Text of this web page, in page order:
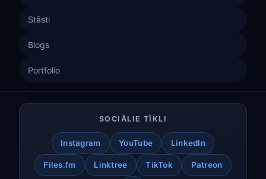
Stāsti
Blogs
Portfolio
SOCIĀLIE TĪKLI
Instagram YouTube LinkedIn
Files.fm Linktree TikTok Patreon